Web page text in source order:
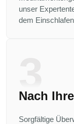
unser
dem
Nach
Sorgfältige